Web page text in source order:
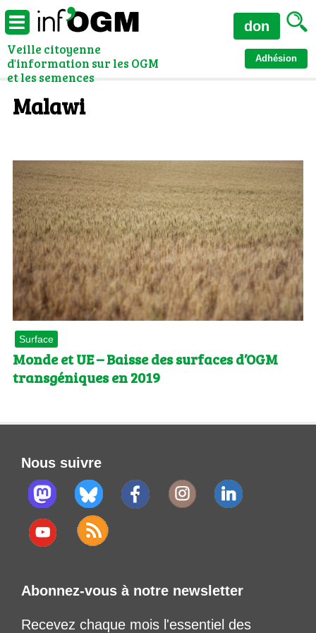
Veille citoyenne
d'information sur les OGM
et les semences
Adhésion
don
Malawi
Surface
Monde et UE – Baisse des surfaces d’OGM
transgéniques en 2019
Nous suivre
Abonnez-vous à notre newsletter
Recevez chaque mois l'essentiel des